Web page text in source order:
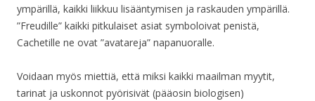
ympärillä, kaikki liikkuu lisääntymisen ja raskauden ympärillä.
”Freudille” kaikki pitkulaiset asiat symboloivat penistä,
Cachetille ne ovat ”avatareja” napanuoralle.
Voidaan myös miettiä, että miksi kaikki maailman myytit,
tarinat ja uskonnot pyörisivät (pääosin biologisen)